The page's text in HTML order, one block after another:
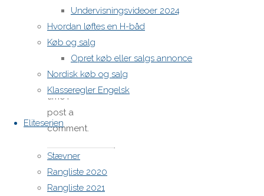
Undervisningsvideoer 2024
Hvordan løftes en H-båd
Køb og salg
Opret køb eller salgs annonce
Nordisk køb og salg
Klasseregler Engelsk
Eliteserien
Stævner
Rangliste 2020
Rangliste 2021
email,
and site
URL in my
browser
for next
time I
post a
comment.
H-båds kalenderen i Europa